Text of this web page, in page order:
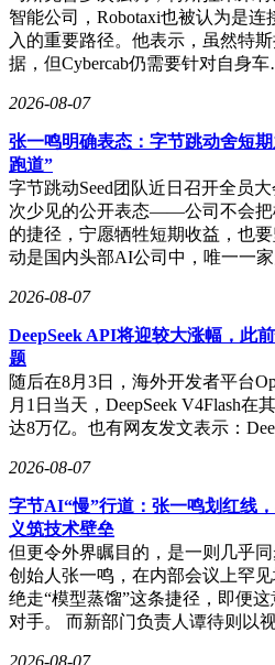
增量覆盖原材料成本上涨，而非
包括：优先选用高规格元器件以
前备货、远期期货订单平抑价格
Token推理性价比较一代翻倍。
行业数据显示，全球AI服务器市
机构TrendForce集邦咨询观察，今
同比增长近30%，北美五大云服务
长率接近八成，带动上游供应链
出，AI与高性能计算正成为服务
到五年AI服务器出货量占比将突破
市场格局方面，高阶AI芯片市场仍
达、AMD及北美CSP自研芯片合
占比约15%-20%。龚明德认为，
额，两大头部企业已能与国外供
项目向互联网客户体系渗透。他
有望突破两成，但需突破软件生
杨龚轶凡坦言，中昊芯英在软件
大语言模型赛道，针对特定市场
生适配主流开源框架，配套标准化
沿用原有代码，降低迁移成本。
鲜明对比，体现了国产厂商在细分
智能公司，Robotaxi也被认为是
入的重要路径。他表示，虽然特
据，但Cybercab仍需要针对自身
2026-08-07
张一鸣明确表态：字节跳动舍短
跑道”
字节跳动Seed团队近日召开全员
次少见的公开表态——公司不会把
的捷径，宁愿牺牲短期收益，也
动是国内头部AI公司中，唯一一
2026-08-07
DeepSeek API将迎较大涨幅，此
题
随后在8月3日，海外开发者平台
月1日当天，DeepSeek V4Flash在
达8万亿。也有网友发文表示：
2026-08-07
字节AI“慢”行道：张一鸣划红线
义筑技术壁垒
但更令外界瞩目的，是一则几乎
创始人张一鸣，在内部会议上罕
绝走“模型蒸馏”这条捷径，即便
对手。 而新部门负责人谭待则以
2026-08-07